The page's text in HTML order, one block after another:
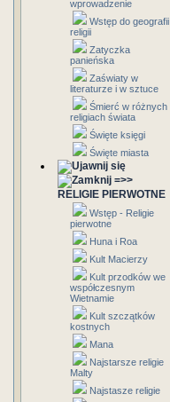
wprowadzenie
Wstęp do geografii
religii
Zatyczka
panieńska
Zaświaty w
literaturze i w sztuce
Śmierć w różnych
religiach świata
Święte księgi
Święte miasta
=>>
RELIGIE PIERWOTNE
Wstęp - Religie
pierwotne
Huna i Roa
Kult Macierzy
Kult przodków we
współczesnym
Wietnamie
Kult szczątków
kostnych
Mana
Najstarsze religie
Malty
Najstasze religie